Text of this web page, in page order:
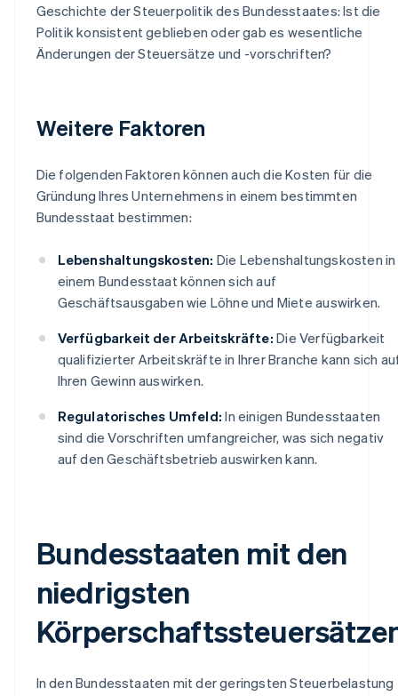
Geschichte der Steuerpolitik des Bundesstaates: Ist die
Politik konsistent geblieben oder gab es wesentliche
Änderungen der Steuersätze und -vorschriften?
Weitere Faktoren
Die folgenden Faktoren können auch die Kosten für die
Gründung Ihres Unternehmens in einem bestimmten
Bundesstaat bestimmen:
Lebenshaltungskosten: Die Lebenshaltungskosten in
einem Bundesstaat können sich auf
Geschäftsausgaben wie Löhne und Miete auswirken.
Verfügbarkeit der Arbeitskräfte: Die Verfügbarkeit
qualifizierter Arbeitskräfte in Ihrer Branche kann sich
Ihren Gewinn auswirken.
Regulatorisches Umfeld: In einigen Bundesstaaten
sind die Vorschriften umfangreicher, was sich negativ
auf den Geschäftsbetrieb auswirken kann.
Bundesstaaten mit den
niedrigsten
In den Bundesstaaten mit der geringsten Steuerbelastung